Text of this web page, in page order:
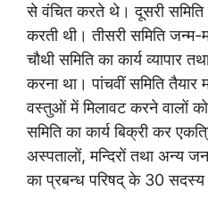
से वंचित करते थे। दूसरी समिति
करती थी। तीसरी समिति
चौथी समिति का कार्य व्यापार
करना था। पांचवीं समिति तैयार
वस्तुओं में मिलावट करने वालों को
समिति का कार्य बिक्री कर
अस्पतालों, मन्दिरों तथा अन्य
का प्रबन्ध परिषद् के 30